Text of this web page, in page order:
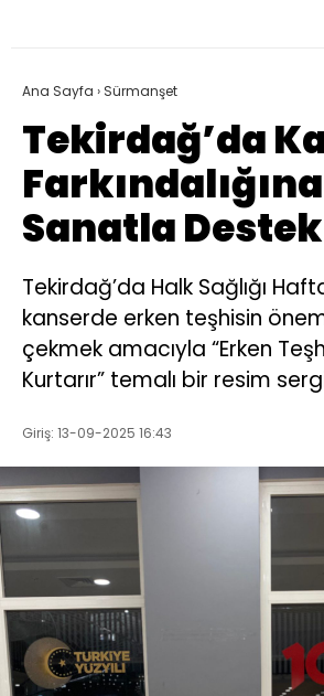
Ana Sayfa › Sürmanşet
Tekirdağ’da
Farkındalığına
Sanatla Destek
Tekirdağ’da Halk Sağlığı
kanserde erken teşhisin
çekmek amacıyla “Erken
Kurtarır” temalı bir resim
Giriş: 13-09-2025 16:43